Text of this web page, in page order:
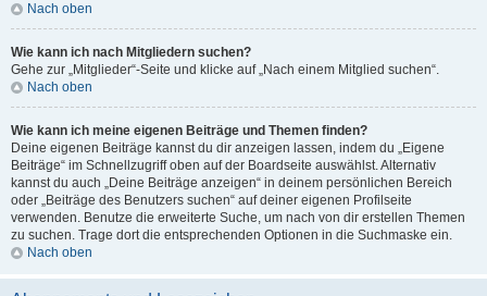
Nach oben
Wie kann ich nach Mitgliedern suchen?
Gehe zur „Mitglieder“-Seite und klicke auf „Nach einem Mitglied suchen“.
Nach oben
Wie kann ich meine eigenen Beiträge und Themen finden?
Deine eigenen Beiträge kannst du dir anzeigen lassen, indem du „Eigene
Beiträge“ im Schnellzugriff oben auf der Boardseite auswählst. Alternativ
kannst du auch „Deine Beiträge anzeigen“ in deinem persönlichen Bereich
oder „Beiträge des Benutzers suchen“ auf deiner eigenen Profilseite
verwenden. Benutze die erweiterte Suche, um nach von dir erstellen Themen
zu suchen. Trage dort die entsprechenden Optionen in die Suchmaske ein.
Nach oben